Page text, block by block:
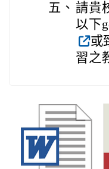
五、 請貴
以下
或
習之